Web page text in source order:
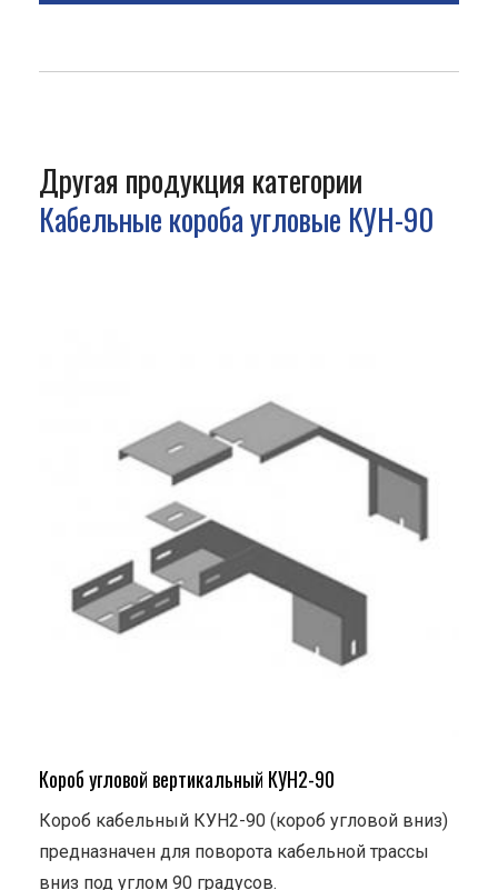
Другая продукция категории
Кабельные короба угловые КУН-90
Короб угловой вертикальный КУН2-90
Короб кабельный КУН2-90 (короб угловой вниз)
предназначен для поворота кабельной трассы
вниз под углом 90 градусов.